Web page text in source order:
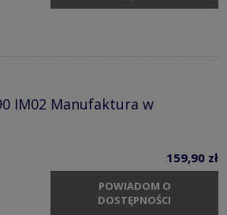
IM02 Manufaktura w
159,90 zł
POWIADOM O
DOSTĘPNOŚCI